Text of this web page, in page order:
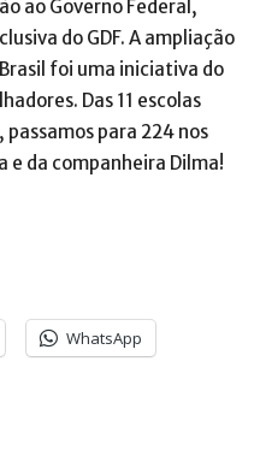
ao Governo Federal,
do GDF. A ampliação
foi uma iniciativa do
Das 11 escolas
para 224 nos
e da companheira Dilma!
WhatsApp